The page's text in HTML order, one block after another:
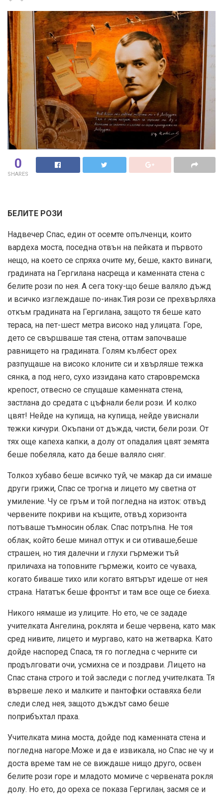
0
SHARES
БЕЛИТЕ РОЗИ
Надвечер Спас, един от осемте опълченци, които
вардеха моста, поседна отвън на пейката и първото
нещо, на което се спряха очите му, беше, както винаги,
градината на Гергилана насреща и каменната стена с
белите рози по нея. А сега току-що беше валяло дъжд
и всичко изглеждаше по-инак.Тия рози се прехвърляха
откъм градината на Гергилана, защото тя беше като
тераса, на пет-шест метра високо над улицата. Горе,
дето се свършваше тая стена, оттам започваше
равнището на градината. Голям кълбест орех
разпущаше на високо клоните си и хвърляше тежка
сянка, а под него, сухо иззидана като старовремска
крепост, отвесно се спущаше каменната стена,
застлана до средата с цъфнали бели рози. И колко
цвят! Нейде на купища, на купища, нейде увиснали
тежки кичури. Окъпани от дъжда, чисти, бели рози. От
тях още капеха капки, а долу от опадалия цвят земята
беше побеляла, като да беше валяло сняг.
Толкоз хубаво беше всичко туй, че макар да си имаше
други грижи, Спас се трогна и лицето му светна от
умиление. Чу се гръм и той погледна на изток: отвъд
червените покриви на къщите, отвъд хоризонта
потъваше тъмносин облак. Спас потръпна. Не тоя
облак, който беше минал оттук и си отиваше,беше
страшен, но тия далечни и глухи гърмежи тъй
приличаха на топовните гърмежи, които се чуваха,
когато биваше тихо или когато вятърът идеше от нея
страна. Нататък беше фронтът и там все още се биеха.
Никого нямаше из улиците. Но ето, че се зададе
учителката Ангелина, роклята и беше червена, като мак
сред нивите, лицето и мургаво, като на жетварка. Като
дойде наспоред Спаса, тя го погледна с черните си
продълговати очи, усмихна се и поздрави. Лицето на
Спас стана строго и той заследи с поглед учителката. Тя
вървеше леко и малките и пантофки оставяха бели
следи след нея, защото дъждът само беше
поприбъхтал праха.
Учителката мина моста, дойде под каменната стена и
погледна нагоре.Може и да е извикала, но Спас не чу и
доста време там не се виждаше нищо друго, освен
белите рози горе и младото момиче с червената рокля
долу. Но ето, до ореха се показа Гергилан, засмя се и